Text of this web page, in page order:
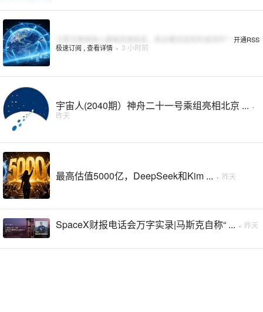
开通RSS
极速订阅 , 查看详情 · 3 小时前
宇宙人(2040期）神舟二十一号乘组亮相北京 ... ·
昨天
最高估值5000亿，DeepSeek和Kim ... · 昨天
SpaceX财报电话会万字实录|马斯克自称“ ... · 昨天